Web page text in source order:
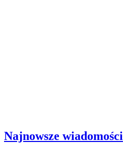
Najnowsze wiadomości